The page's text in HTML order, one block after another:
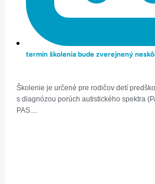
termín školenia bude zverejnený
Školenie je určené pre rodičov detí
s diagnózou porúch autistického spektra
PAS....